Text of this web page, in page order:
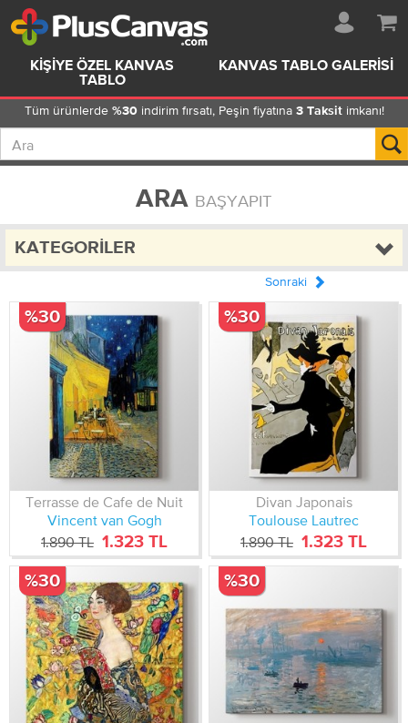
KIŞIYE ÖZEL KANVAS
TABLO
KANVAS TABLO GALERISI
Tüm ürünlerde %30 indirim fırsatı, Peşin fiyatına 3 Taksitimkanı!
ARA BAŞYAPIT
KATEGORILER
Sonraki
Terrasse de Cafe de Nuit
Vincent van Gogh
1.890 TL 1.323 TL
%30
Divan Japonais
Toulouse Lautrec
1.890 TL 1.323 TL
%30
%30 %30